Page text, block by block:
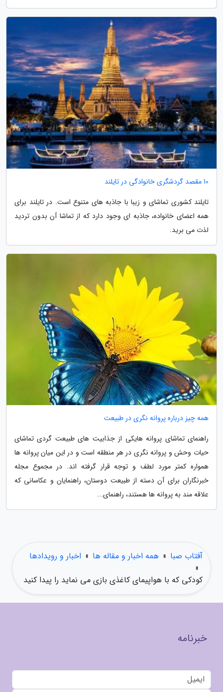
10 مقصد گردشگری خانوادگی در تایلند
تایلند کشوری تماشای و زیبا با جاذبه های متنوع است. در تایلند برای
همه اعضای خانواده، جاذبه ای وجود دارد که از تماشا آن بدون تردید
لذت می برید.
همه چیز درباره پروانه نگری در طبیعت
راهنمای تماشای پروانه هایکی از جذابیت های طبیعت گردی تماشای
حیات وحش و پروانه نگری در هر منطقه است و در این میان پروانه ها
همواره کمتر مورد لطف و توجه قرار گرفته اند. در مجموع مجله
خبرنگاران برای آن دسته از طبیعت دوستان، راهنمایان و عکاسانی که
علاقه مند به پروانه ها هستند، راهنمای...
آفتاب صبا » همه اخبار و مقاله ها » اخبار و رویدادها
»
کودکی که با هواپیمای کاغذی بازی می نماید را پیدا کنید
خبرنامه